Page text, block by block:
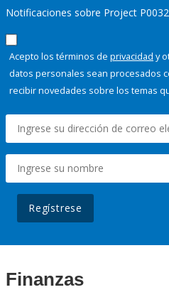
Notificaciones sobre Project
Acepto los términos de privacidad y
datos personales sean procesados
recibir novedades sobre los temas
Regístrese
Finanzas